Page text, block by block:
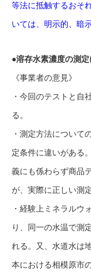
等法に抵触するおそ
いては、明示的、暗
●溶存水素濃度の測
《事業者の意見》
・今回のテストと自
る。
・測定方法について
定条件に違いがある
義にも係わらず商品
が、実際に正しい測
・経験上ミネラルウ
り、同一の水温で測
れる。又、水道水は
本における相模原市